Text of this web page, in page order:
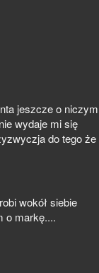
jeszcze o niczym
wydaje mi się
do tego że
wokół siebie
o markę....